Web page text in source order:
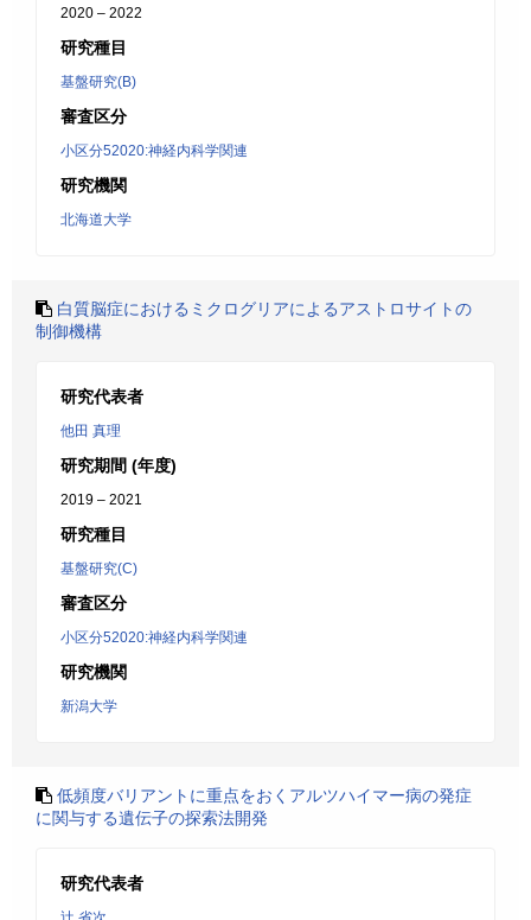
2020 – 2022
研究種目
基盤研究(B)
審査区分
小区分52020:神経内科学関連
研究機関
北海道大学
白質脳症におけるミクログリアによるアストロサイトの
制御機構
研究代表者
他田 真理
研究期間 (年度)
2019 – 2021
研究種目
基盤研究(C)
審査区分
小区分52020:神経内科学関連
研究機関
新潟大学
低頻度バリアントに重点をおくアルツハイマー病の発症
に関与する遺伝子の探索法開発
研究代表者